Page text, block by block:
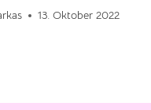
13. Oktober 2022